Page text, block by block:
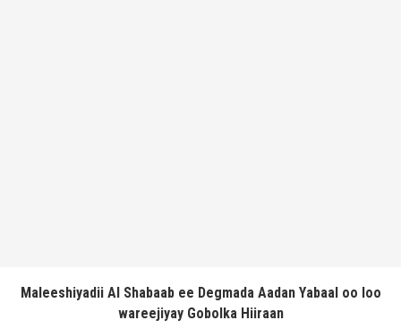
Maleeshiyadii Al Shabaab ee Degmada Aadan Yabaal oo loo
wareejiyay Gobolka Hiiraan